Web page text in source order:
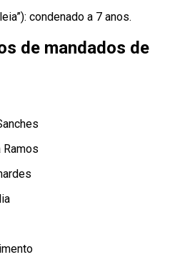
condenado a 7 anos.
de mandados de